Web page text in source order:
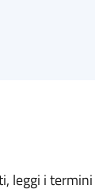
leggi i termini